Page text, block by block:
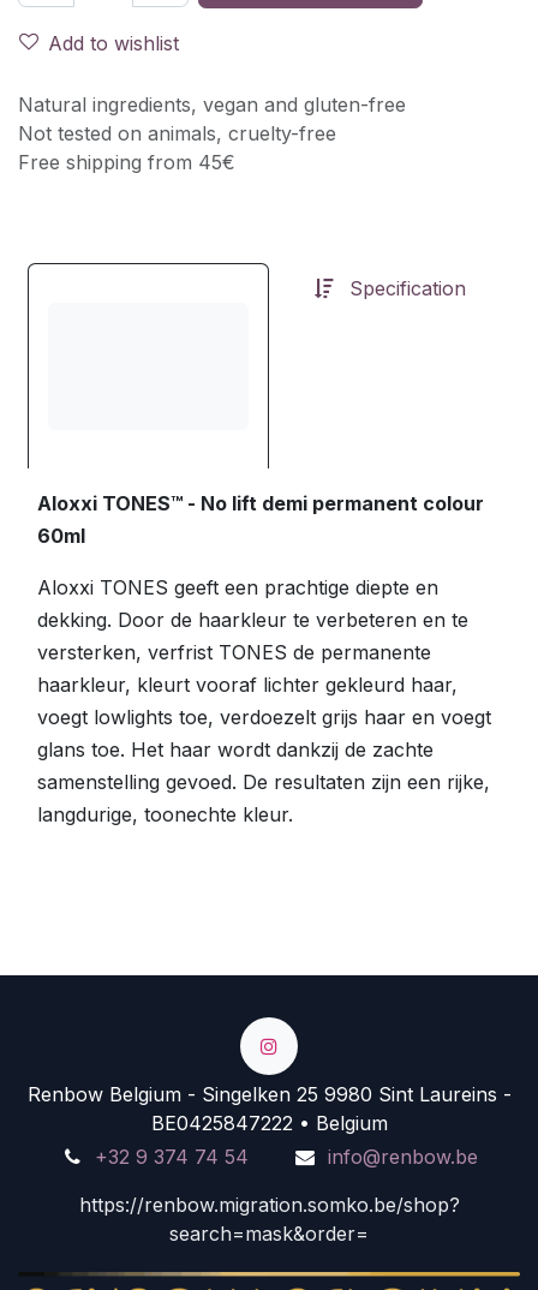
Add to wishlist
Natural ingredients, vegan and gluten-free
Not tested on animals, cruelty-free
Free shipping from 45€
Specification
Aloxxi TONES™ - No lift demi permanent colour
60ml
Aloxxi TONES geeft een prachtige diepte en
dekking. Door de haarkleur te verbeteren en te
versterken, verfrist TONES de permanente
haarkleur, kleurt vooraf lichter gekleurd haar,
voegt lowlights toe, verdoezelt grijs haar en voegt
glans toe. Het haar wordt dankzij de zachte
samenstelling gevoed. De resultaten zijn een rijke,
langdurige, toonechte kleur.
Renbow Belgium - Singelken 25 9980 Sint Laureins -
BE0425847222 • Belgium
+32 9 374 74 54
info@renbow.be
https://renbow.migration.somko.be/shop?
search=mask&order=